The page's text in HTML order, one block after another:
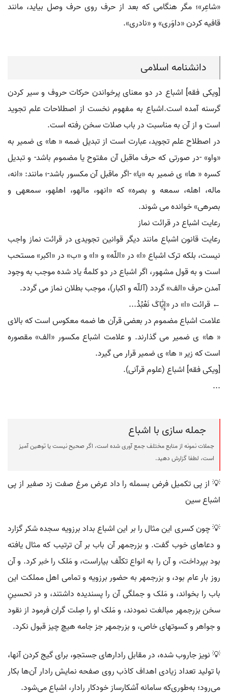
«شاعِر»؛ مگر هنگامی که بعد از حرف روی حرف وصل بیاید، مانند
قافیه کردن «داوَری» و «نادری».
دانشنامه اسلامی
[ویکی فقه] اشباع در دو معنای پرخواندن حرکات حروف و سیر کردن
گرسنه آمده است.اشباع به مفهوم نخست از اصطلاحات علم تجوید
است و از آن به مناسبت در باب صلات سخن رفته است.
در اصطلاح علم تجوید، عبارت است از تبدیل ضمه « ها» ی ضمیر به
«واو» -در صورتی که حرف ماقبل آن مفتوح یا مضموم باشد- و تبدیل
کسره « ها» ی ضمیر به «یا» -اگر ماقبل آن مکسور باشد-؛ مانند: «انه،
ماله، اهله، سمعه و بصره» که «انهو، مالهو، اهلهو، سمعهی و
بصرهی» خوانده می شوند.
رعایت اشباع در قرائت نماز
رعایت قانون اشباع مانند دیگر قوانین تجویدی در قرائت نماز واجب
نیست، بلکه ترک اشباع «ا» در «اللّه» و «ا» و «ب» در «اکبر» مستحب
است و به قول مشهور، اگر اشباع در دو کلمۀ یاد شده موجب به وجود
آمدن حرف «الف» گردد (آللّه و اکبار)، موجب بطلان نماز می گردد.
← قرائت «ا» در «إِیّٰاکَ نَعْبُدُ...
علامت اشباع مضموم در بعضی قرآن ها ضمه معکوس است که بالای
« ها» ی ضمیر می گذارند. و علامت اشباع مکسور «الف» مقصوره
است که زیر « ها» ی ضمیر قرار می گیرد.
[ویکی فقه] اشباع (علوم قرآنی).
...
جمله سازی با اشباع
جملات نمونه از منابع مختلف جمع آوری شده است، اگر صحیح نیست یا توهین آمیز
است، لطفا گزارش دهید.
💡 از پی تکمیل فرض بسمله را داد عرض مرغ صفت زد صفیر از پی
اشباع سین
💡 چون کسری این مثال را بر این اشباع بداد برزویه سجده شکر گزارد
و دعاهای خوب گفت. و بزرجمهر آن باب بر آن ترتیب که مثال یافته
بود بپرداخت، و آن را به انواع تکلّف بیاراست، و مَلک را خبر کرد. و آن
روز بار عام بود، و بزرجمهر به حضور برزویه و تمامی اهل مملکت این
باب را بخواند، و مَلک و جملگی آن را پسندیده داشتند، و در تحسینِ
سخن بزرجمهر مبالغت نمودند، و مَلک او را صِلت گران فرمود از نقود
و جواهر و کسوتهای خاص، و بزرجمهر جز جامه هیچ چیز قبول نکرد.
💡 نویز جاروب شده، در مقابل رادارهای جستجو، برای گیج کردن آنها،
با تولید تعداد زیادی اهداف کاذب روی صفحه نمایش رادار آن‌ها بکار
می‌رود؛ به‌طوری‌که سامانه آشکارساز خودکار رادار، اشباع می‌شود.